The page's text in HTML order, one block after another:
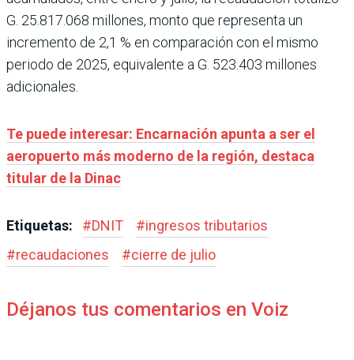
G. 25.817.068 millones, monto que representa un
incremento de 2,1 % en comparación con el mismo
periodo de 2025, equivalente a G. 523.403 millones
adicionales.
Te puede interesar: Encarnación apunta a ser el
aeropuerto más moderno de la región, destaca
titular de la Dinac
Etiquetas: #DNIT #ingresos tributarios
#recaudaciones #cierre de julio
Déjanos tus comentarios en Voiz